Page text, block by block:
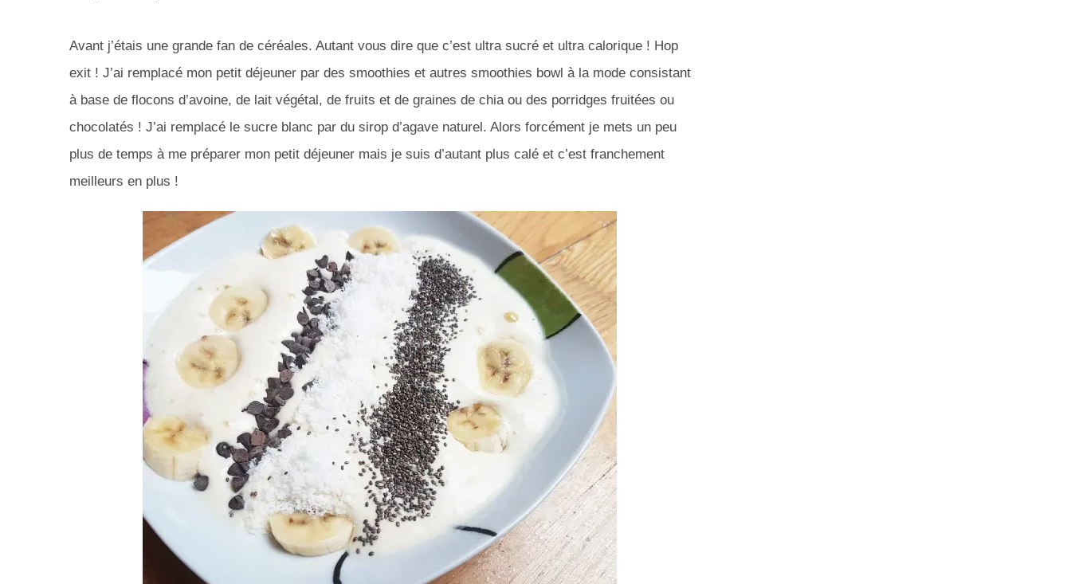
Avant j’étais une grande fan de céréales. Autant vous dire que c’est ultra sucré et ultra calorique ! Hop
exit ! J’ai remplacé mon petit déjeuner par des smoothies et autres smoothies bowl à la mode consistant
à base de flocons d’avoine, de lait végétal, de fruits et de graines de chia ou des porridges fruitées ou
chocolatés ! J’ai remplacé le sucre blanc par du sirop d’agave naturel. Alors forcément je mets un peu
plus de temps à me préparer mon petit déjeuner mais je suis d’autant plus calé et c’est franchement
meilleurs en plus !